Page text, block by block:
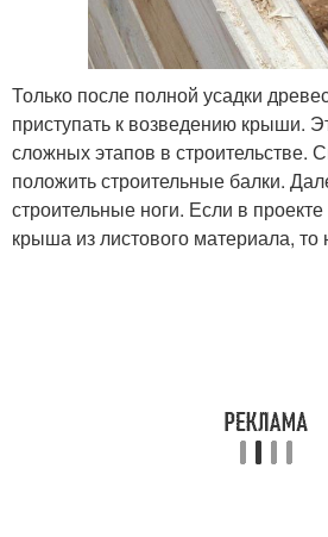
Только после полной усадки
приступать к возведению крыши.
сложных этапов в строительстве.
положить строительные балки.
строительные ноги. Если в
крыша из листового материала, то